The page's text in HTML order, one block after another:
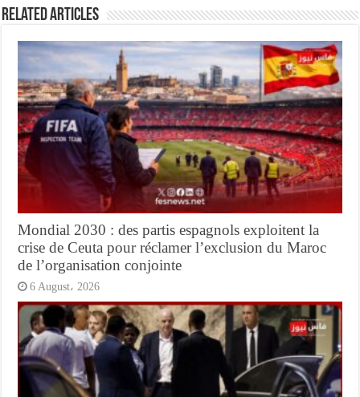
Related Articles
Mondial 2030 : des partis espagnols exploitent la
crise de Ceuta pour réclamer l’exclusion du Maroc
de l’organisation conjointe
6 August، 2026